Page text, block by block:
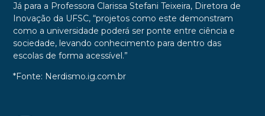
Já para a Professora Clarissa Stefani Teixeira, Diretora de
Inovação da UFSC, “projetos como este demonstram
como a universidade poderá ser ponte entre ciência e
sociedade, levando conhecimento para dentro das
escolas de forma acessível.”
*Fonte: Nerdismo.ig.com.br